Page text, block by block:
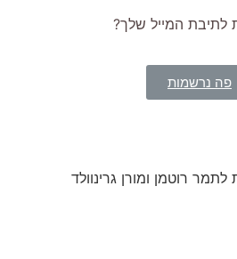
לתיבת המייל שלך?
פה נרשמות